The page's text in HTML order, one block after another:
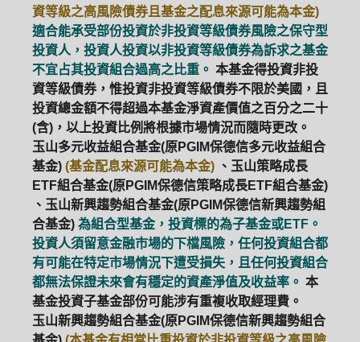
資等級之高風險債券且基金之配息來源可能為本金)
適合能承受部份投資於非投資等級債券風險之保守型
投資人，投資人投資以非投資等級債券為訴求之基金
不宜占其投資組合過高之比重。 本基金得投資非投
資等級債券，惟投資非投資等級債券不限於美國，且
投資總金額不得超過本基金淨資產價值之百分之二十
(含)，以上投資比例將根據市場情況而隨時更改。
玉山多元收益組合基金(原PGIM保德信多元收益組合
基金) (基金配息來源可能為本金) 、玉山策略成長
ETF組合基金(原PGIM保德信策略成長ETF組合基金)
、玉山新興趨勢組合基金(原PGIM保德信新興趨勢組
合基金) 為組合型基金，投資標的為子基金或ETF。
投資人須留意金融市場的下檔風險，任何投資組合都
有可能在特定市場情況下遭受損失，且任何投資組合
都無法保證未來會有穩定的資產淨值及收益率。 本
基金投資子基金部份可能涉有重複收取經理費。
玉山新興趨勢組合基金(原PGIM保德信新興趨勢組合